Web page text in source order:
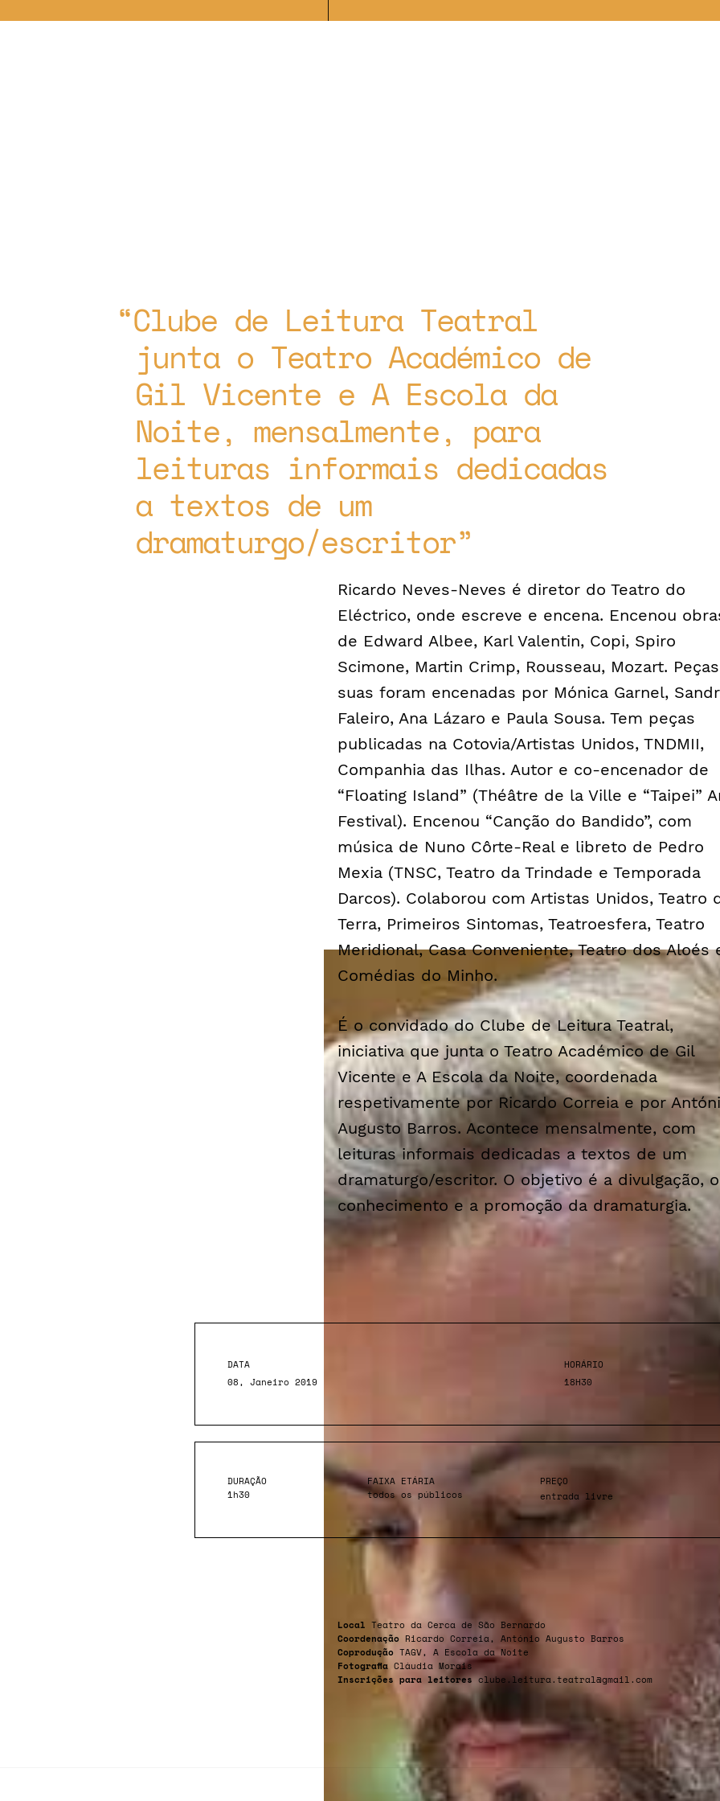
Clube de Leitura Teatral
junta o Teatro Académico de
Gil Vicente e A Escola da
Noite, mensalmente, para
leituras informais dedicadas
a textos de um
dramaturgo/escritor
Ricardo Neves-Neves é diretor do Teatro do
Eléctrico, onde escreve e encena. Encenou
de Edward Albee, Karl Valentin, Copi, Spiro
Scimone, Martin Crimp, Rousseau, Mozart. Peças
suas foram encenadas por Mónica Garnel,
Faleiro, Ana Lázaro e Paula Sousa. Tem peças
publicadas na Cotovia/Artistas Unidos, TNDMII,
Companhia das Ilhas. Autor e co-encenador de
“Floating Island” (Théâtre de la Ville e “Taipei”
Festival). Encenou “Canção do Bandido”, com
música de Nuno Côrte-Real e libreto de Pedro
Mexia (TNSC, Teatro da Trindade e Temporada
Darcos). Colaborou com Artistas Unidos, Teatro
Terra, Primeiros Sintomas, Teatroesfera, Teatro
Meridional, Casa Conveniente, Teatro dos Aloés
Comédias do Minho.
É o convidado do Clube de Leitura Teatral,
iniciativa que junta o Teatro Académico de Gil
Vicente e A Escola da Noite, coordenada
respetivamente por Ricardo Correia e por
Augusto Barros. Acontece mensalmente, com
leituras informais dedicadas a textos de um
dramaturgo/escritor. O objetivo é a divulgação, o
conhecimento e a promoção da dramaturgia.
DATA
08, Janeiro 2019
HORÁRIO
18H30
DURAÇÃO
1h30
FAIXA ETÁRIA
todos os públicos
PREÇO
entrada livre
Local Teatro da Cerca de São Bernardo
Coordenação Ricardo Correia, António Augusto Barros
Coprodução TAGV, A Escola da Noite
Fotografia Cláudia Morais
Inscrições para leitoresclube.leitura.teatral@gmail.com